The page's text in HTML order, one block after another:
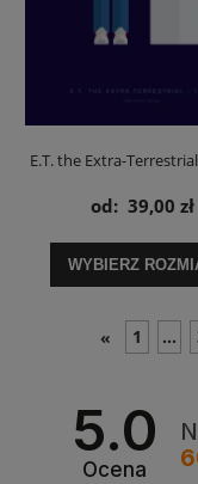
E.T. the Extra-
od: 39,00 zł
WYBIERZ
« 1 ...
5.0
Ocena